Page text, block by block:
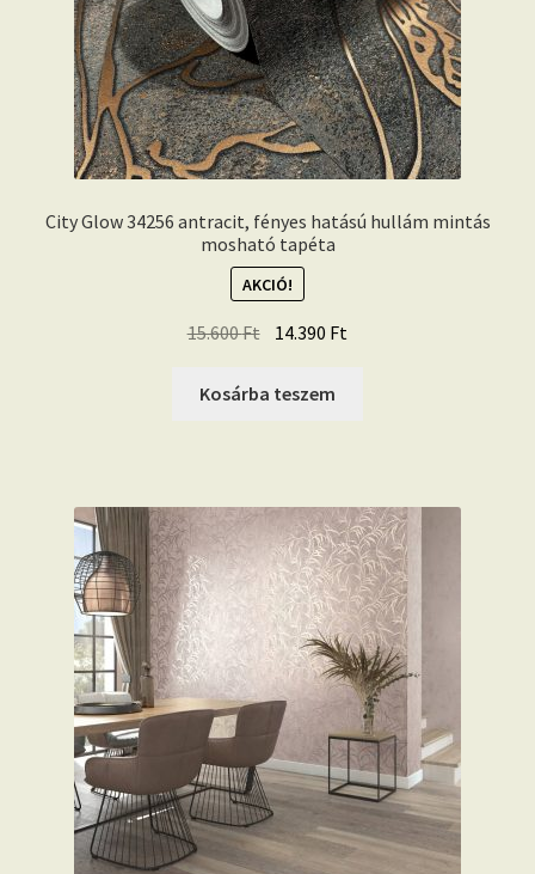
City Glow 34256 antracit, fényes hatású hullám mintás
mosható tapéta
AKCIÓ!
15.600Ft Original
was:
14.390 Ft
Kosárba teszem